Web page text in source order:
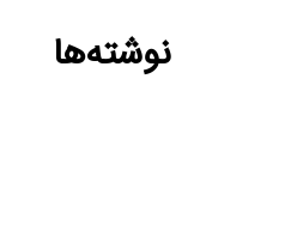
نوشته‌ها